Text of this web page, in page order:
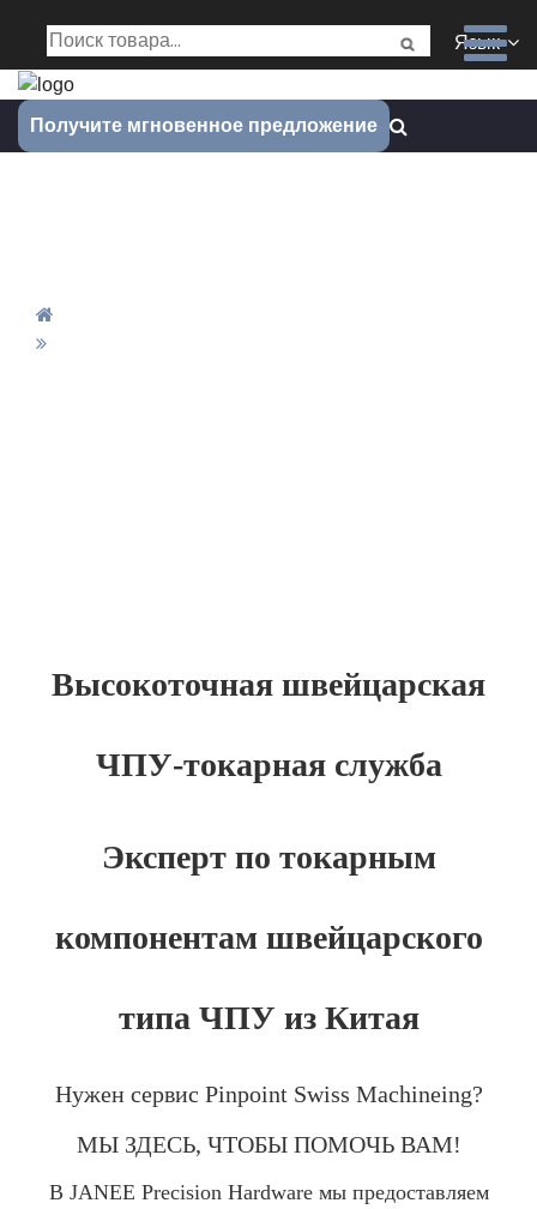
Язык
Получите мгновенное предложение
Высокоточная швейцарская
ЧПУ-токарная служба
Эксперт по токарным
компонентам швейцарского
типа ЧПУ из Китая
Нужен сервис Pinpoint Swiss Machineing?
МЫ ЗДЕСЬ, ЧТОБЫ ПОМОЧЬ ВАМ!
В JANEE Precision Hardware мы предоставляем